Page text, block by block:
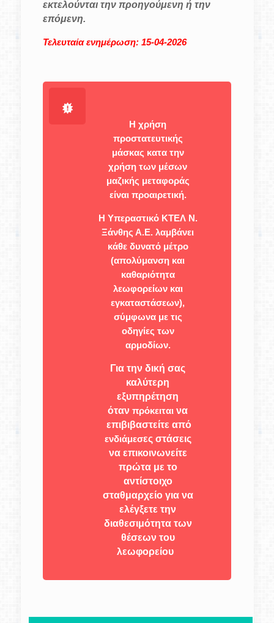
εκτελούνται την προηγούμενη ή την
επόμενη.
Τελευταία ενημέρωση: 15-04-2026
Η χρήση
προστατευτικής
μάσκας κατα την
χρήση των μέσων
μαζικής μεταφοράς
είναι προαιρετική.
Η Υπεραστικό ΚΤΕΛ Ν.
Ξάνθης Α.Ε. λαμβάνει
κάθε δυνατό μέτρο
(απολύμανση και
καθαριότητα
λεωφορείων και
εγκαταστάσεων),
σύμφωνα με τις
οδηγίες των
αρμοδίων.
Για την δική σας
καλύτερη
εξυπηρέτηση
όταν πρόκειται να
επιβιβαστείτε από
ενδιάμεσες στάσεις
να επικοινωνείτε
πρώτα με το
αντίστοιχο
σταθμαρχείο για να
ελέγξετε την
διαθεσιμότητα των
θέσεων του
λεωφορείου